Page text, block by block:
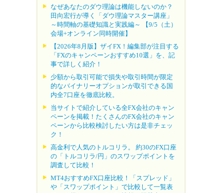
なぜあなたのダウ理論は機能しないのか？
田向宏行が導く「ダウ理論マスター講座」
～時間軸の基礎知識と実践編～ 【9/5（土）
会場+オンライン同時開催】
【2026年8月版】ザイFX！編集部が注目する
「FXのキャンペーンおすすめ10選」を、記
事で詳しく紹介！
少額から取引可能で損失や取引時間が限定
的なバイナリーオプションが取引できる国
内全7口座を徹底比較。
当サイトで紹介している全FX会社のキャン
ペーンを掲載！たくさんのFX会社のキャン
ペーンから比較検討したい方は是非チェッ
ク！
高金利で人気のトルコリラ。 約30のFX口座
の「トルコリラ/円」のスワップポイントを
調査して比較！
MT4おすすめFX口座比較！「スプレッド」
や「スワップポイント」で比較して一覧表